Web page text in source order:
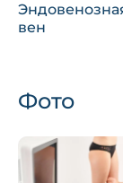
вен
Фото